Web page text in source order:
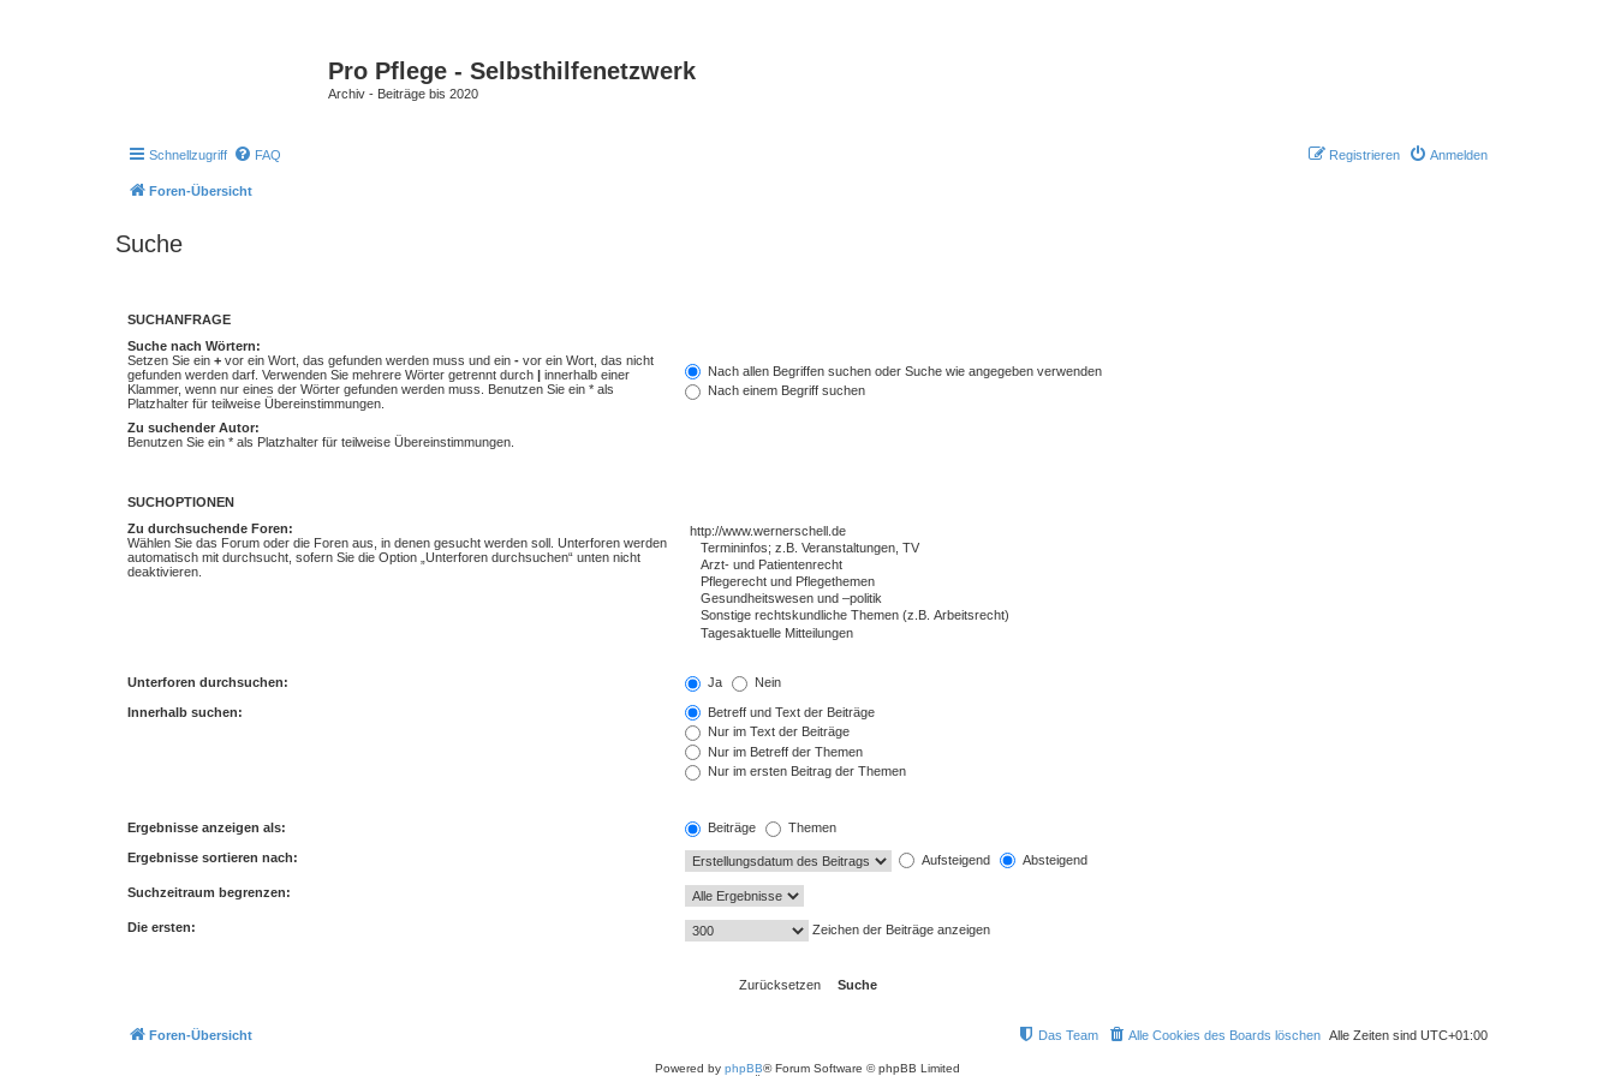
Pro Pflege - Selbsthilfenetzwerk
Archiv - Beiträge bis 2020
Schnellzugriff FAQ Anmelden
Registrieren
Foren-Übersicht
Suche
SUCHANFRAGE
Suche nach Wörtern:
Setzen Sie ein + vor ein Wort, das gefunden werden muss und ein - vor ein Wort, das nicht
gefunden werden darf. Verwenden Sie mehrere Wörter getrennt durch | innerhalb einer
Klammer, wenn nur eines der Wörter gefunden werden muss. Benutzen Sie ein * als
Platzhalter für teilweise Übereinstimmungen.
Nach allen Begriffen suchen oder Suche wie angegeben verwenden
Nach einem Begriff suchen
Zu suchender Autor:
Benutzen Sie ein * als Platzhalter für teilweise Übereinstimmungen.
SUCHOPTIONEN
Zu durchsuchende Foren:
Wählen Sie das Forum oder die Foren aus, in denen gesucht werden soll. Unterforen werden
automatisch mit durchsucht, sofern Sie die Option „Unterforen durchsuchen“ unten nicht
deaktivieren.
Unterforen durchsuchen: Ja Nein
Innerhalb suchen:
Betreff und Text der Beiträge
Nur im Text der Beiträge
Nur im Betreff der Themen
Nur im ersten Beitrag der Themen
Ergebnisse anzeigen als: Beiträge Themen
Ergebnisse sortieren nach: Aufsteigend Absteigend
Suchzeitraum begrenzen:
Die ersten: Zeichen der Beiträge anzeigen
Foren-Übersicht Alle Zeiten sind UTC+01:00
Alle Cookies des Boards löschen
Das Team
Powered by phpBB® Forum Software © phpBB Limited